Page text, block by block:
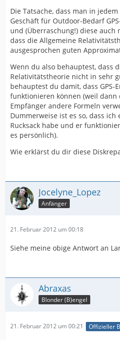
Die Tatsache, dass man in
Geschäft für Outdoor-Bedarf
und (Überraschung!) diese auch
dass die Allgemeine
ausgesprochen guten
Wenn du also behauptest, dass
Relativitätstheorie nicht in sehr
behauptest du damit, dass GPS-
funktionieren können (weil dann
Empfänger andere Formeln
Dummerweise ist es so, dass ich
Rucksack habe und er
es persönlich).
Wie erklärst du dir diese
Jocelyne_Lopez
Anfänger
21. Februar 2012 um 00:18
Siehe meine obige Antwort an
Abraxas
Blonder (B)engel
21. Februar 2012 um 00:21 Offizieller